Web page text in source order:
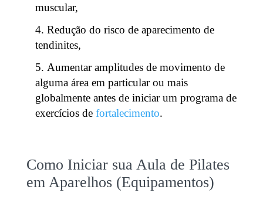
muscular,
Redução do risco de aparecimento de
tendinites,
Aumentar amplitudes de movimento de
alguma área em particular ou mais
globalmente antes de iniciar um programa de
exercícios de fortalecimento.
Como Iniciar sua Aula de Pilates
em Aparelhos (Equipamentos)